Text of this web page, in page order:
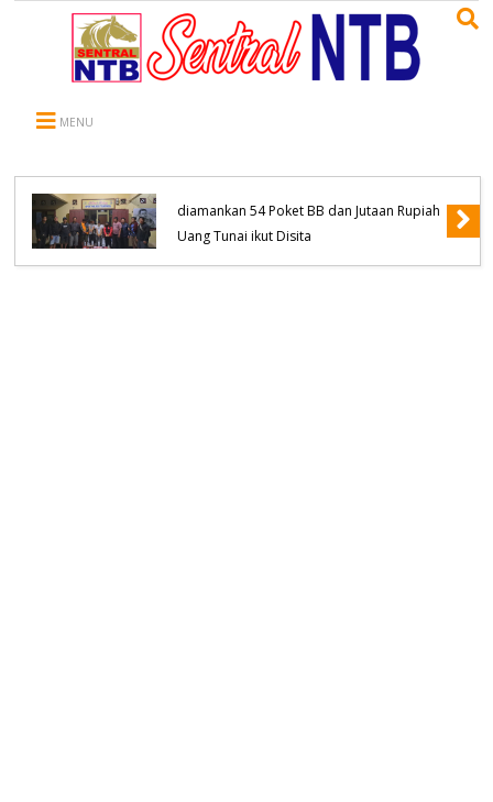
MENU
diamankan 54 Poket BB dan Jutaan Rupiah
Uang Tunai ikut Disita